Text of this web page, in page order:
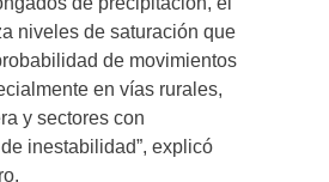
niveles de saturación que
de movimientos
en vías rurales,
y sectores con
inestabilidad”, explicó